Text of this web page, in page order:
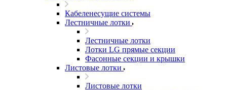
Кабеленесущие системы
Лестничные лотки
Лестничные лотки
Лотки LG прямые секции
Фасонные секции и крышки
Листовые лотки
Листовые лотки